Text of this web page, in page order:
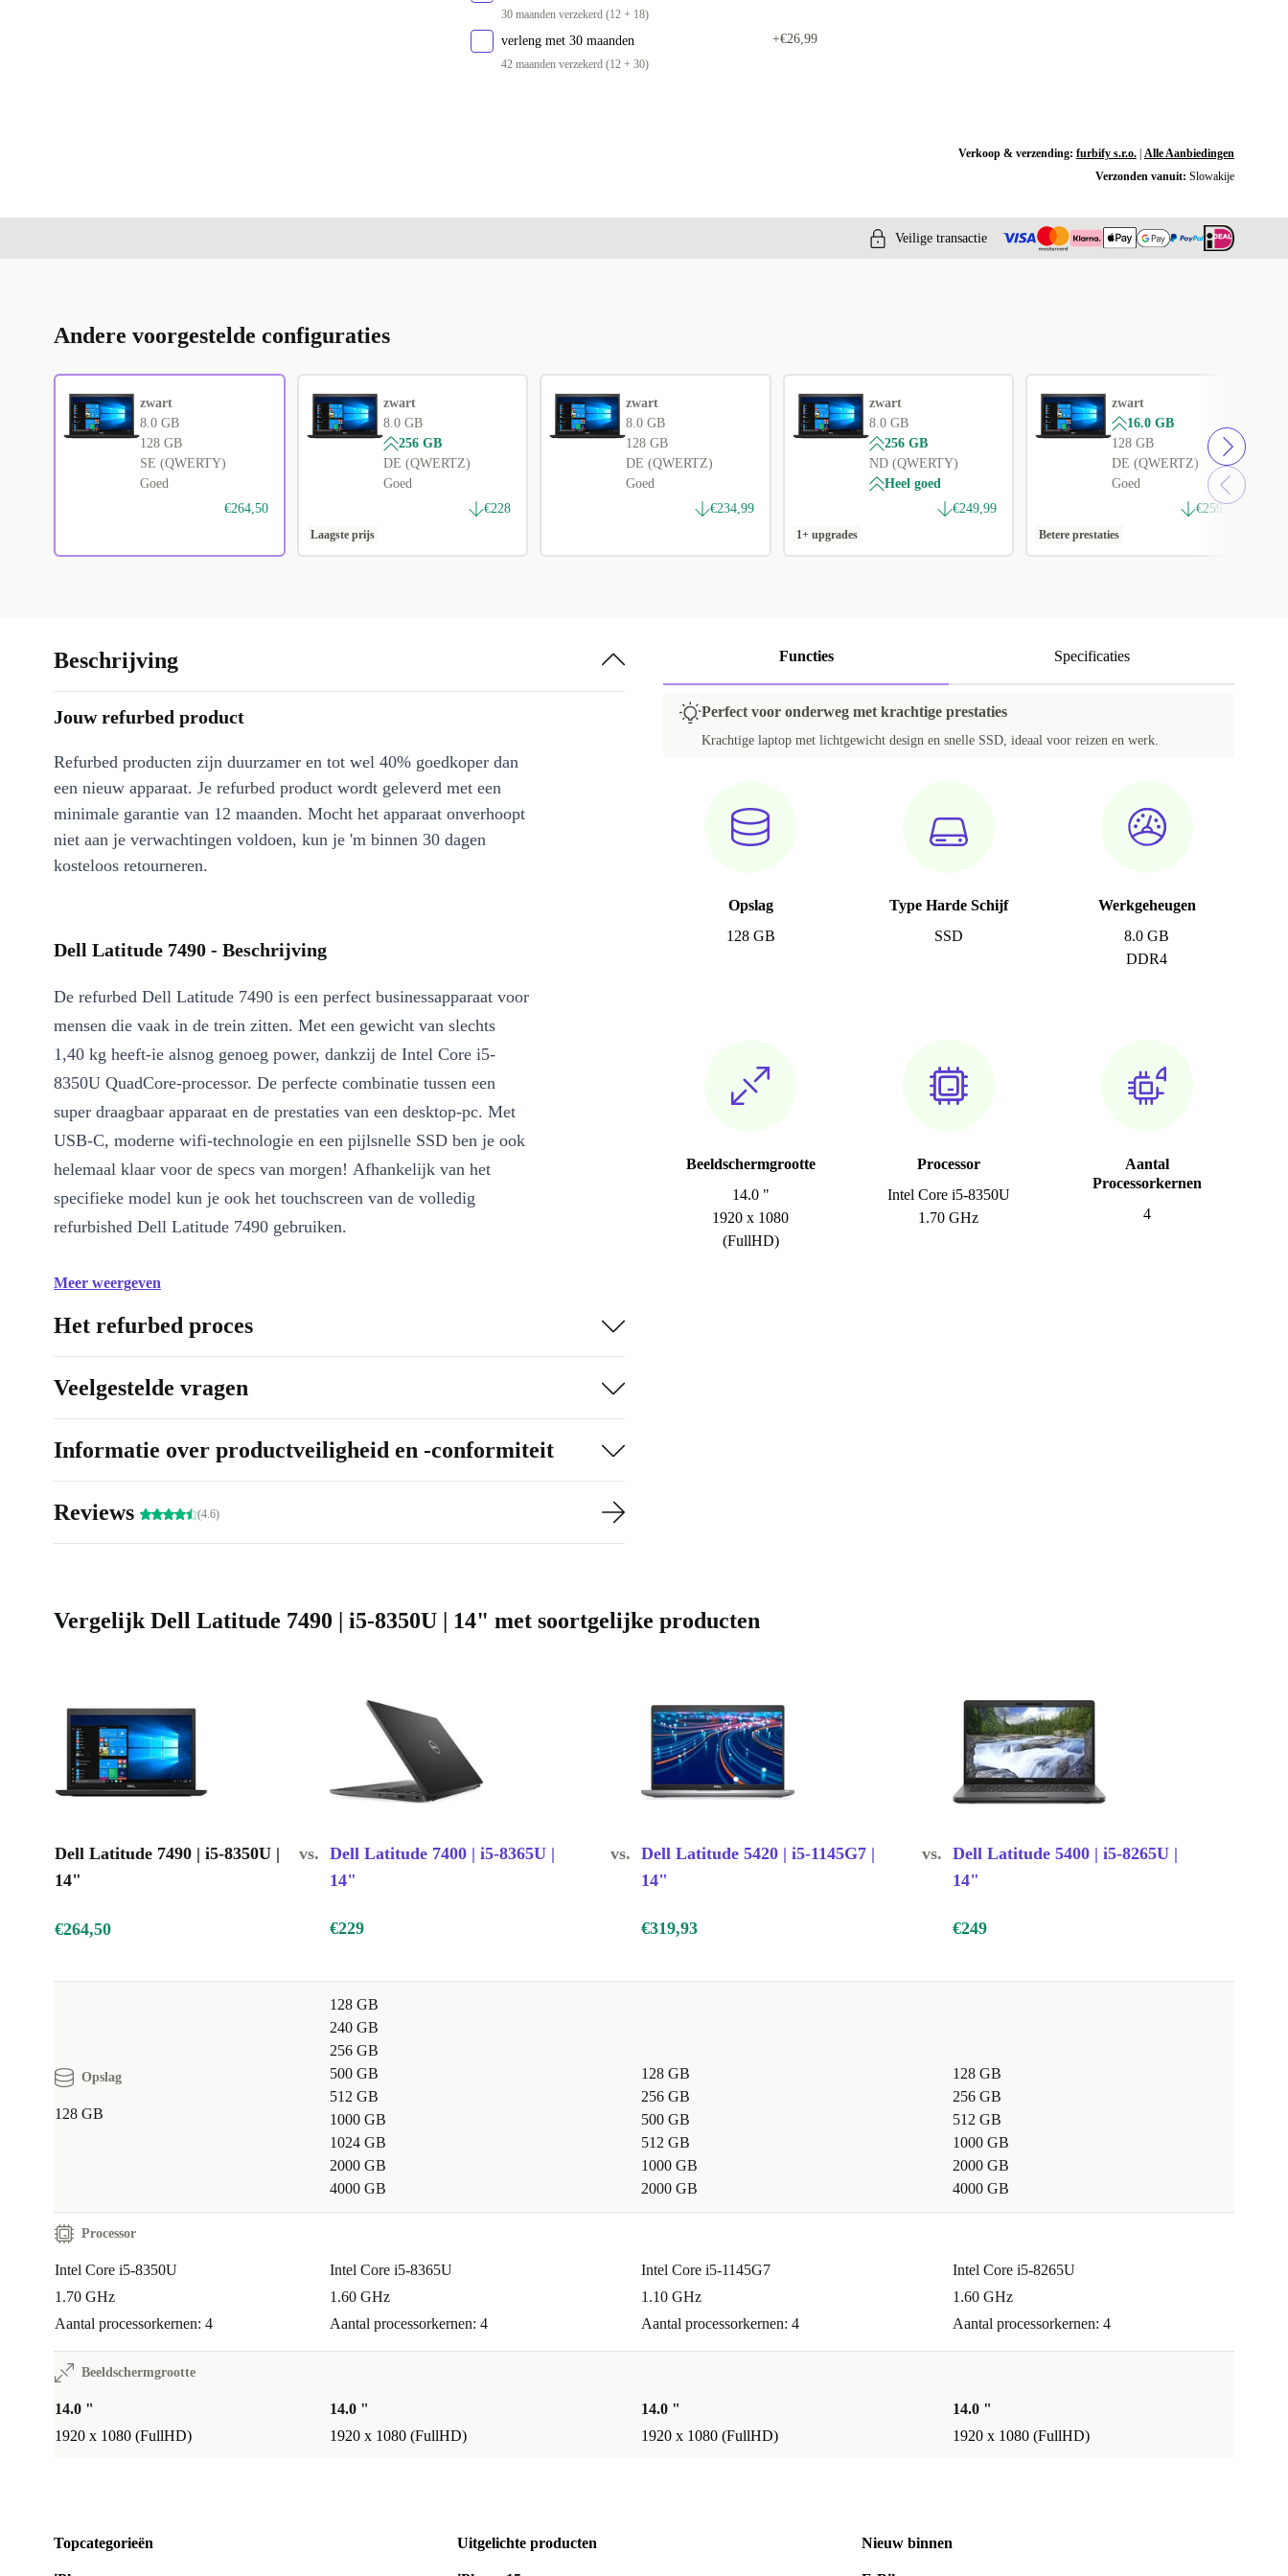
IT (QWERTY)
GR (QWERTY) +€7,08
30 maanden verzekerd (12 + 18)
verleng met 30 maanden
42 maanden verzekerd (12 + 30)
+€26,99
Verkoop & verzending: furbify s.r.o.| Alle Aanbiedingen
Verzonden vanuit: Slowakije
Veilige transactie
Andere voorgestelde configuraties
zwart
8.0 GB
128 GB
SE (QWERTY)
Goed
€264,50
zwart
8.0 GB
256 GB
DE (QWERTZ)
Goed
€228
Laagste prijs
zwart
8.0 GB
128 GB
DE (QWERTZ)
Goed
€234,99
zwart
8.0 GB
256 GB
ND (QWERTY)
Heel goed
€249,99
1+ upgrades
zwart
16.0 GB
128 GB
DE (QWERTZ)
Goed
€259,98
Betere prestaties
Functies Specificaties
Perfect voor onderweg met krachtige prestaties
Krachtige laptop met lichtgewicht design en snelle SSD, ideaal voor reizen en werk.
Opslag
128 GB
Type Harde Schijf
SSD
Werkgeheugen
8.0 GB
DDR4
Beeldschermgrootte
14.0 "
1920 x 1080
(FullHD)
Processor
Intel Core i5-8350U
1.70 GHz
Aantal
Processorkernen
4
Beschrijving
Jouw refurbed product
Refurbed producten zijn duurzamer en tot wel 40% goedkoper dan
een nieuw apparaat. Je refurbed product wordt geleverd met een
minimale garantie van 12 maanden. Mocht het apparaat onverhoopt
niet aan je verwachtingen voldoen, kun je 'm binnen 30 dagen
kosteloos retourneren.
Dell Latitude 7490 - Beschrijving
De refurbed Dell Latitude 7490 is een perfect businessapparaat voor
mensen die vaak in de trein zitten. Met een gewicht van slechts
1,40 kg heeft-ie alsnog genoeg power, dankzij de Intel Core i5-
8350U QuadCore-processor. De perfecte combinatie tussen een
super draagbaar apparaat en de prestaties van een desktop-pc. Met
USB-C, moderne wifi-technologie en een pijlsnelle SSD ben je ook
helemaal klaar voor de specs van morgen! Afhankelijk van het
specifieke model kun je ook het touchscreen van de volledig
refurbished Dell Latitude 7490 gebruiken.
Meer weergeven
Het refurbed proces
Veelgestelde vragen
Informatie over productveiligheid en -conformiteit
Reviews (4.6)
Vergelijk Dell Latitude 7490 | i5-8350U | 14" met soortgelijke producten
Dell Latitude 7490 | i5-8350U |
14"
vs. Dell Latitude 7400 | i5-8365U |
14"
vs. Dell Latitude 5420 | i5-1145G7 |
14"
vs. Dell Latitude 5400 | i5-8265U |
14"
€264,50 €229 €319,93 €249
Opslag
128 GB
128 GB
240 GB
256 GB
500 GB
512 GB
1000 GB
1024 GB
2000 GB
4000 GB
128 GB
256 GB
500 GB
512 GB
1000 GB
2000 GB
128 GB
256 GB
512 GB
1000 GB
2000 GB
4000 GB
Processor
Intel Core i5-8350U
1.70 GHz
Aantal processorkernen: 4
Intel Core i5-8365U
1.60 GHz
Aantal processorkernen: 4
Intel Core i5-1145G7
1.10 GHz
Aantal processorkernen: 4
Intel Core i5-8265U
1.60 GHz
Aantal processorkernen: 4
Beeldschermgrootte
14.0 "
1920 x 1080 (FullHD)
14.0 "
1920 x 1080 (FullHD)
14.0 "
1920 x 1080 (FullHD)
14.0 "
1920 x 1080 (FullHD)
Topcategorieën Uitgelichte producten Nieuw binnen